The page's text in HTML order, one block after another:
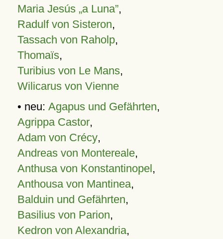
Maria Jesús „a Luna”,
Radulf von Sisteron,
Tassach von Raholp,
Thomaïs,
Turibius von Le Mans,
Wilicarus von Vienne
• neu: Agapus und Gefährten,
Agrippa Castor,
Adam von Crécy,
Andreas von Montereale,
Anthusa von Konstantinopel,
Anthousa von Mantinea,
Balduin und Gefährten,
Basilius von Parion,
Kedron von Alexandria,